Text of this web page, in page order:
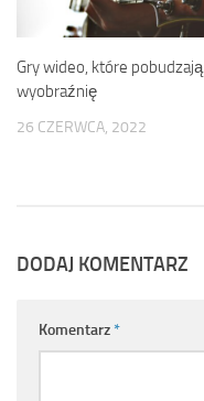
Gry wideo, które pobudzają
wyobraźnię
26 CZERWCA, 2022
DODAJ KOMENTARZ
Komentarz*